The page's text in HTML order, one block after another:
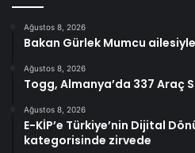
Ağustos 8, 2026
Bakan Gürlek Mumcu
Ağustos 8, 2026
Togg, Almanya’da 337 Araç
Ağustos 8, 2026
E-KİP’e Türkiye’nin Dijital
kategorisinde zirvede